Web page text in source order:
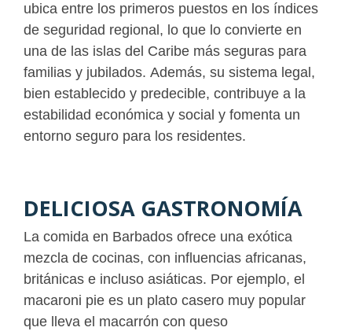
ubica entre los primeros puestos en los índices
de seguridad regional, lo que lo convierte en
una de las islas del Caribe más seguras para
familias y jubilados. Además, su sistema legal,
bien establecido y predecible, contribuye a la
estabilidad económica y social y fomenta un
entorno seguro para los residentes.
DELICIOSA GASTRONOMÍA
La comida en Barbados ofrece una exótica
mezcla de cocinas, con influencias africanas,
británicas e incluso asiáticas. Por ejemplo, el
macaroni pie es un plato casero muy popular
que lleva el macarrón con queso